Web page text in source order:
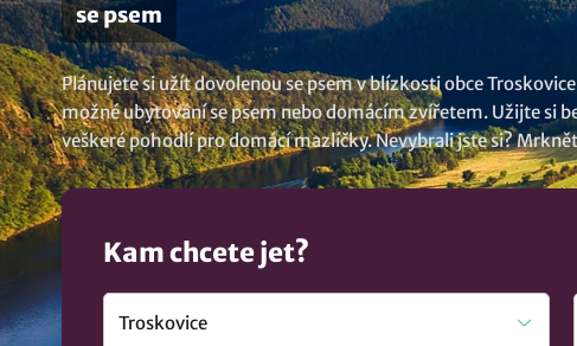
se psem
Plánujete si užít dovolenou se psem v blízkosti obce
možné ubytování se psem nebo domácím zvířetem. Užijte si
veškeré pohodlí pro domácí mazlíčky. Nevybrali jste si?
Kam chcete jet?